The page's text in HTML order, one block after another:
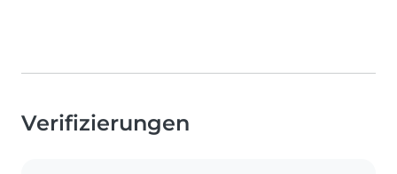
Verifizierungen